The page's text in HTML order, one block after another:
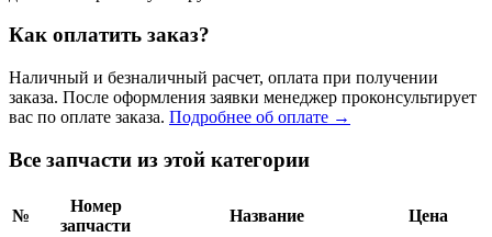
Как оплатить заказ?
Наличный и безналичный расчет, оплата при получении
заказа. После оформления заявки менеджер проконсультирует
вас по оплате заказа. Подробнее об оплате →
Все запчасти из этой категории
№
Номер
запчасти
Название Цена